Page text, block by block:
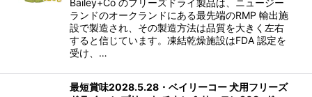
Bailey+Co のフリーズドライ製品は、ニュージー
ランドのオークランドにある最先端のRMP 輸出施
設で製造され、その製造方法は品質を大きく左右
すると信じています。凍結乾燥施設はFDA 認定を
受け、…
最短賞味2028.5.28・ベイリーコー 犬用フリーズ